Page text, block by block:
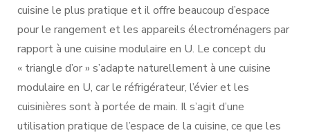
cuisine le plus pratique et il offre beaucoup d’espace
pour le rangement et les appareils électroménagers par
rapport à une cuisine modulaire en U. Le concept du
« triangle d’or » s’adapte naturellement à une cuisine
modulaire en U, car le réfrigérateur, l’évier et les
cuisinières sont à portée de main. Il s’agit d’une
utilisation pratique de l’espace de la cuisine, ce que les